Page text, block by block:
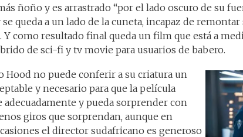
ñoño y es arrastrado “por el lado oscuro de su
queda a un lado de la cuneta, incapaz de remontar
Y como resultado final queda un film que está a
de sci-fi y tv movie para usuarios de babero.
Hood no puede conferir a su criatura un
y necesario para que la película
adecuadamente y pueda sorprender con
giros que sorprendan, aunque en
el director sudafricano es generoso